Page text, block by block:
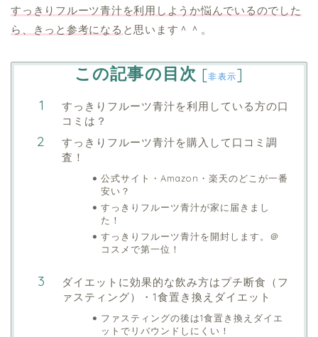
すっきりフルーツ青汁を利用しようか悩んでいるのでした
ら、きっと参考になる と思います＾＾。
この記事の目次 [非表示]
すっきりフルーツ青汁を利用している方の口
コミは？
すっきりフルーツ青汁を購入して口コミ調
査！
公式サイト・Amazon・楽天のどこが一番
安い？
すっきりフルーツ青汁が家に届きまし
た！
すっきりフルーツ青汁を開封します。＠
コスメで第一位！
ダイエットに効果的な飲み方はプチ断食（フ
ァスティング）・1食置き換えダイエット
ファスティングの後は1食置き換えダイエ
ットでリバウンドしにくい！